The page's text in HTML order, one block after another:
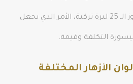
سعر التذكرة لا يتجاوز الـ 25 ليرة تركية، الأمر الذي يجعل
التكلفة وقيمة.
الأزهار المختلفة